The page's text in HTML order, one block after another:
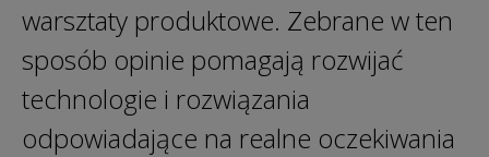
warsztaty produktowe. Zebrane w ten
sposób opinie pomagają rozwijać
technologie i rozwiązania
odpowiadające na realne oczekiwania